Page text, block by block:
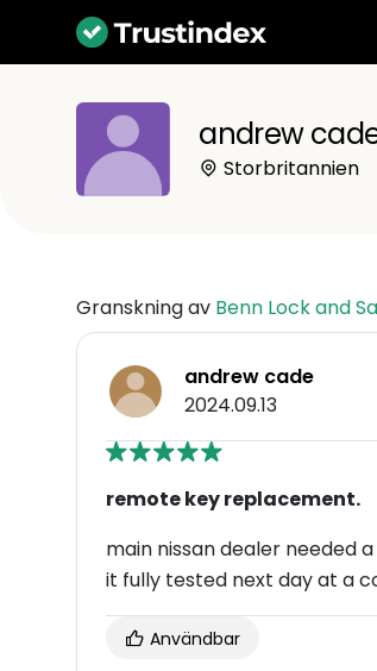
andrew
Storbritannien
Granskning av Benn Lock and
andrew cade
2024.09.13
remote key replacement.
main nissan dealer needed
it fully tested next day at a
Användbar